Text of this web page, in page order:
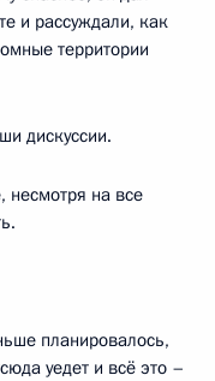
и рассуждали, как
территории
дискуссии.
несмотря на все
планировалось,
уедет и всё это –